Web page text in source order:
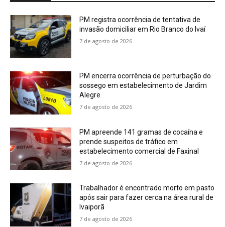
PM registra ocorrência de tentativa de
invasão domiciliar em Rio Branco do Ivaí
7 de agosto de 2026
PM encerra ocorrência de perturbação do
sossego em estabelecimento de Jardim
Alegre
7 de agosto de 2026
PM apreende 141 gramas de cocaína e
prende suspeitos de tráfico em
estabelecimento comercial de Faxinal
7 de agosto de 2026
Trabalhador é encontrado morto em pasto
após sair para fazer cerca na área rural de
Ivaiporã
7 de agosto de 2026